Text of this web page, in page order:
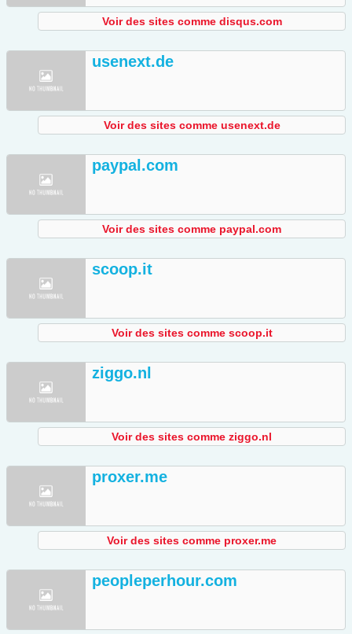
Voir des sites comme disqus.com
usenext.de
Voir des sites comme usenext.de
paypal.com
Voir des sites comme paypal.com
scoop.it
Voir des sites comme scoop.it
ziggo.nl
Voir des sites comme ziggo.nl
proxer.me
Voir des sites comme proxer.me
peopleperhour.com